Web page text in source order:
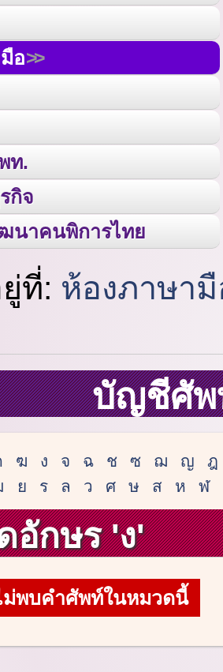
อ
ท.
กิจ
นาคนพิการไทย
ที่: ห้องภาษา
บัญชีศัพ
ฆ ง จ ฉ ช ซ ฌ ญ
ฎ
ย ร ล ว ศ ษ ส ห ฬ
อักษร 'ง'
ม่พบคำศัพท์ในหมวดนี้